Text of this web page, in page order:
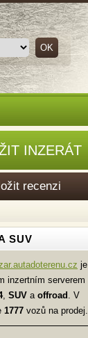
SUV
je
inzertním serverem
, SUV a offroad . V
1777 vozů na prodej.
INZERÁT
recenzi